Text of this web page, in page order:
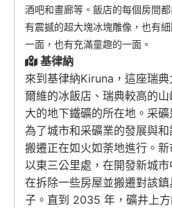
酒吧和畫廊等。飯店的每個房間
有震撼的超大塊冰塊雕像，也有
一面，也有充滿童趣的一面。
基律納
來到基律納Kiruna，這座瑞
爾維的冰飯店、瑞典較高的
大的地下鐵礦的所在地。采礦
為了城市和采礦業的發展與
搬遷正在如火如荼地進行。新
以東三公里處，在開發新城
在拆除一些房屋並搬遷對該
子。直到 2035 年，礦井上